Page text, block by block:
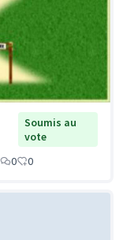
Soumis au
vote
0 0